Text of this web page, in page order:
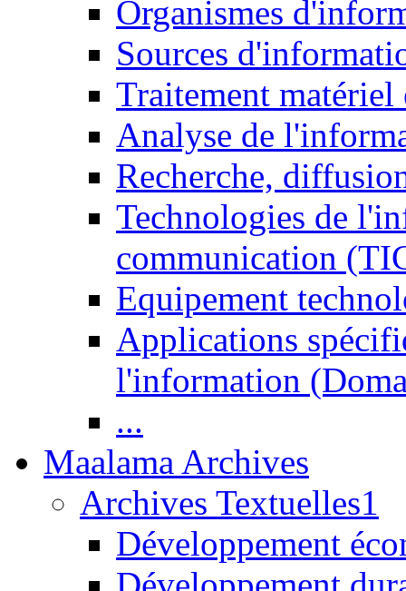
Organismes
Sources
Traitement matériel
Analyse de
Recherche,
Technologies de
communication
Equipement
Applications
l'information
...
Maalama Archives
Archives Textuelles1
Développement